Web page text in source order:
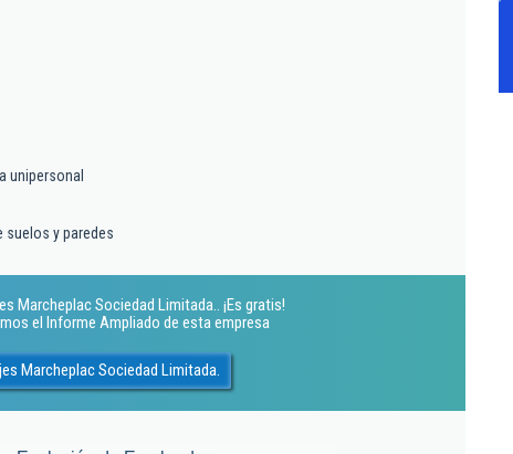
unipersonal
suelos y paredes
Marcheplac Sociedad Limitada.. ¡Es gratis!
el Informe Ampliado de esta empresa
Marcheplac Sociedad Limitada.